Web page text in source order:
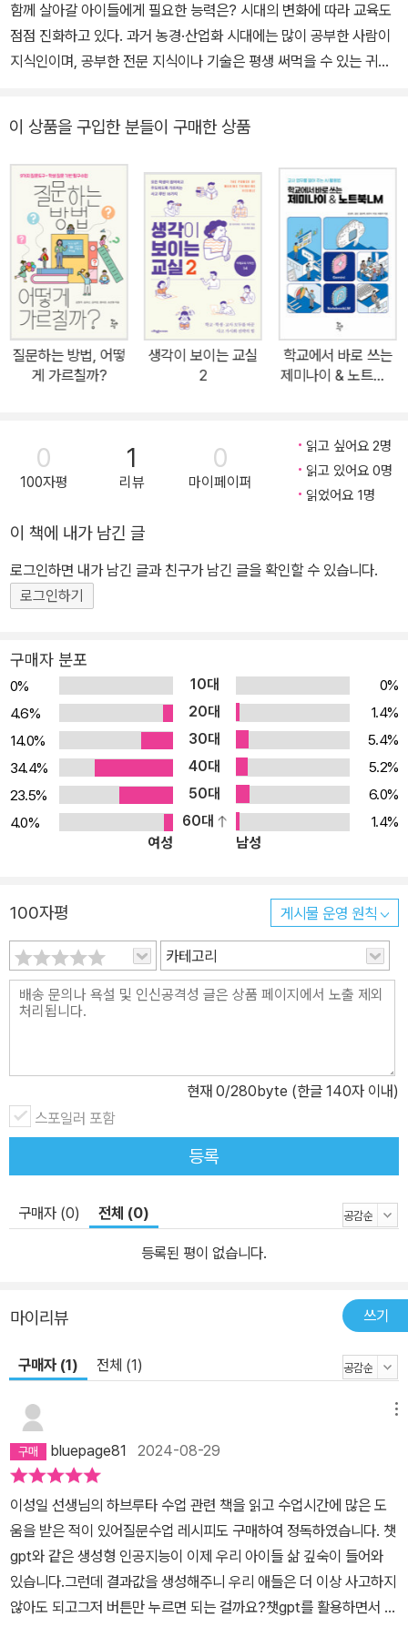
함께 살아갈 아이들에게 필요한 능력은? 시대의 변화에 따라 교육도
점점 진화하고 있다. 과거 농경·산업화 시대에는 많이 공부한 사람이
지식인이며, 공부한 전문 지식이나 기술은 평생 써먹을 수 있는 귀한
큼 변화무쌍해진 지금은 많은 것이 달라졌다. 앞으로 학생들이 세상
을 살아가면서 마주하게 될 현실 문제들 대부분은 하나의 정답으로
해결하기 어렵다. 관점에 따라 전혀 다른 문제가 되기도 하고, 얼핏 하
나의 문제처럼 보여도 복잡한 이해관계가 뒤얽혀 다양한 해법이 요구
되는 경우도 많다. 이러한 때일수록 문제의 본질이 무엇인지 파악하
는 힘이 필요한데, 이는 올바른 질문을 통해 가능하다. 좋은 질문은 그
자체로 문제해결에 다가가는 나침반이 되기 때문이다. 물론 질문의
중요성은 어제오늘에 부각된 것은 아니다. 인류가 오랜 시간 수많은
난제들을 지혜롭게 해결하며 성장을 거듭할 수 있었던 힘의 근원은
스스로 끊임없이 질문하는 데 있기 때문이다. 이처럼 질문은 시대와
보다 질문하는 힘을 키우는 교육이 절실해졌다. 왜 ‘질문하는 학교’인
가? 챗GPT와 같은 생성형 인공지능은 이미 방대한 자료를 순식간에
요약하고 사용자가 원하는 답을 만들어내거나 새로운 지식 콘텐츠들
(AGI), 나아가 초인공지능(ASI) 등 일상에서 인공지능과 함께 살아
가야 할 아이들을 위하여 학교 교육도 변화가 필요하다. 특히 인공지
능과 협업하는 데 필요한 능력, 인공지능보다 잘 해낼 수 있는 능력 등
이 스스로 문제를 설정하고 질문하고 생각하며 끊임없이 배움을 이어
갈 수 있는 기회를 더 많이 주어야 한다. 이러한 사회 분위기 속에서
교육부도 공교육의 경쟁력 강화를 위한 방안으로 ‘질문하는 학교’ 정
책을 추진하고 있다. 학생들이 스스로 질문하고, 생각하고, 탐구하고,
몰입하고, 표현하고, 문제를 해결하고, 이를 바탕으로 다시 새로운 질
문을 만들어갈 수 있는 능력을 키우는 것이다. 이 정책의 취지는 학생
들이 정답을 찾는 공부를 넘어 자유로운 질문과 생각 나눔, 토론 등을
통해 자기주도학습자로 성장하도록 돕는 데 있다. 이를 위해 질문을
매개로 창의성이나 문제해결력 등의 미래 역량을 함께 키울 수 있는
생각과 배움을 주체적으로 확장해 나갈 수 있는 ‘탐구 질문’을 강조한
의 거의 모든 것 교사가 아무리 열심히 가르쳐도 아이들이 그 내용에
흥미가 전혀 없거나, 혹은 그 내용이 자신의 현실과 동떨어져 관계가
없다고 느낄수록 쉽게 지루함을 느끼고 외면해 버린다. 그렇다고 재
문 수업을 제안한다. 질문은 학생들이 스스로 수업에 적극적으로 참
여하게 만드는 매개물이다. 단순한 참여를 넘어 스스로 질문을 거듭
하는 동은 배움은 점점 더 즐거워질 뿐만 아니라, 더욱 깊어진다. 다만
이 책에서 이야기하는 질문 수업은 ‘예/아니오’ 같은 단답형으로 답할
음과 같은 좋은 질문을 스스로 만들 수 있도록 돕고자 한다. -호기심
과 탐구적 사고를 일으키는 질문 -스스로 더 나은 해답을 찾아가도록
습 없이 하루아침에 좋은 질문을 만들어낼 순 없다. 이 책은 6장에 걸
쳐 질문 수업의 거의 모든 것을 아우른다. 첫장에서는 질문의 의미와
우리나라 수업에서 질문이 없는 이유를 살펴보면서 왜 질문 수업을
해야 하는지를 이야기한다. 질문 능력을 키우려면 수업에서 일상적으
로 질문할 기회가 주어져야 할 것이다. 2장에서는 어떻게 질문할 것
례를 함께 소개한다. 3장은 질문을 만드는 놀이 활동들을 소개한다.
아직 질문을 만드는 것이 낯선 아이들에게 놀이가 가진 재미 요소는
문턱을 낮춰주며 부담감을 덜어줄 것이다. 4장은 질문 수업을 디자인
하는 데 참고할 만한 수업 모형을 아우른다. 하브루타, 프로젝트학습,
거꾸로 교실 등 다양한 수업 모형들에서 질문이 어떻게 활용되는지
실제 수업 사례와 함께 소개한다. 5장은 누구나 바로 수업에서 써먹
을 수 있는 질문 전략을 14가지 질문 수업 사례와 함께 소개한다. 마
이 상품을 구입한 분들이 구매한 상품
질문하는 방법, 어떻
게 가르칠까?
생각이 보이는 교실
2
학교에서 바로 쓰는
제미나이 & 노트북L
0
100자평
1
리뷰
0
마이페이퍼
읽고 싶어요 2명
읽고 있어요 0명
읽었어요 1명
이 책에 내가 남긴 글
로그인하면 내가 남긴 글과 친구가 남긴 글을 확인할 수 있습니다.
로그인하기
구매자 분포
0% 10대
0%
4.6%
20대
1.4%
14.0%
30대
5.4%
34.4%
40대
5.2%
23.5%
50대
6.0%
4.0%
60대
1.4%
여성
남성
100자평 게시물 운영 원칙
카테고리
현재 0/280byte (한글 140자 이내)
스포일러 포함
등록
구매자 (0) 전체 (0)
등록된 평이 없습니다.
마이리뷰 쓰기
구매자 (1) 전체 (1)
bluepage81 2024-08-29
이성일 선생님의 하브루타 수업 관련 책을 읽고 수업시간에 많은 도
움을 받은 적이 있어질문수업 레시피도 구매하여 정독하였습니다. 챗
gpt와 같은 생성형 인공지능이 이제 우리 아이들 삶 깊숙이 들어와
있습니다.그런데 결과값을 생성해주니 우리 애들은 더 이상 사고하지
않아도 되고그저 버튼만 누르면 되는 걸까요?챗gpt를 활용하면서 느